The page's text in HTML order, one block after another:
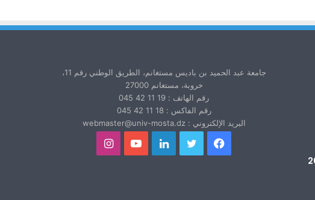
جامعة عبد الحميد بن باديس مستغانم، الطريق الوطني رقم 11،
خروبة، مستغانم 27000
رقم الهاتف : 19 11 42 045
رقم الفاكس : 18 11 42 045
البريد الإلكتروني : webmaster@univ-mosta.dz
فيسبوك تويتر لينكدإنيوتيوبانستقرام